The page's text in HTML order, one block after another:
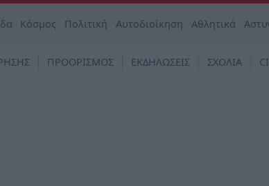
Κόσμος Πολιτική Αυτοδιοίκηση Αθλητικά
ΠΡΟΟΡΙΣΜΟΣ ΕΚΔΗΛΩΣΕΙΣ ΣΧΟΛΙΑ